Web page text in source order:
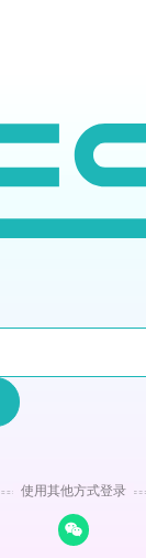
使用其他方式登录